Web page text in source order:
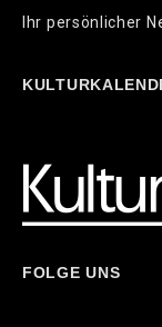
Ihr persönlicher
FOLGE UNS